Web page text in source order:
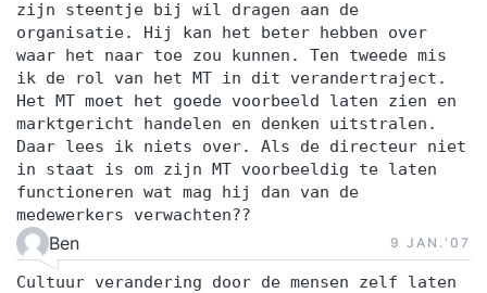
zijn steentje bij wil dragen aan de
organisatie. Hij kan het beter hebben over
waar het naar toe zou kunnen. Ten tweede mis
ik de rol van het MT in dit verandertraject.
Het MT moet het goede voorbeeld laten zien en
marktgericht handelen en denken uitstralen.
Daar lees ik niets over. Als de directeur niet
in staat is om zijn MT voorbeeldig te laten
functioneren wat mag hij dan van de
medewerkers verwachten??
Ben 9 JAN.‘07
Cultuur verandering door de mensen zelf laten